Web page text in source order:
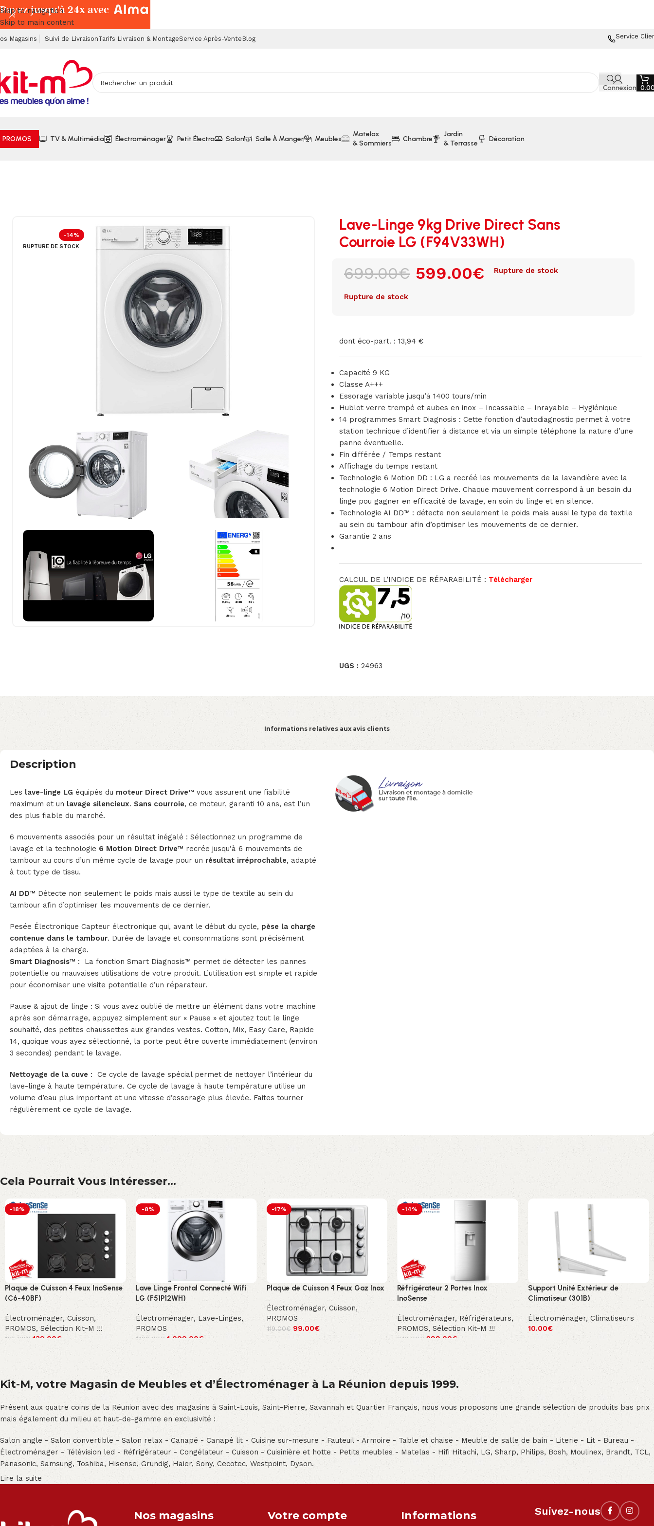
Skip to navigation
Skip to main content
Magasins Suivi de LivraisonTarifs Livraison & MontageService Après-Vente Blog Service
Connexion
PROMOS TV & Multimédia Électroménager Petit Électro Salon Salle À Manger Meubles
Matelas
& Sommiers
Chambre
Jardin
& Terrasse
Décoration
-14%
RUPTURE DE STOCK
Lave-Linge 9kg Drive Direct Sans
Courroie LG (F94V33WH)
699.00€ 599.00€ Rupture de stock
Rupture de stock
dont éco-part. : 13,94 €
Capacité 9 KG
Classe A+++
Essorage variable jusqu’à 1400 tours/min
Hublot verre trempé et aubes en inox – Incassable – Inrayable – Hygiénique
14 programmes Smart Diagnosis : Cette fonction d’autodiagnostic permet à votre
station technique d’identifier à distance et via un simple téléphone la nature d’une
panne éventuelle.
Fin différée / Temps restant
Affichage du temps restant
Technologie 6 Motion DD : LG a recréé les mouvements de la lavandière avec la
technologie 6 Motion Direct Drive. Chaque mouvement correspond à un besoin du
linge pou gagner en efficacité de lavage, en soin du linge et en silence.
Technologie AI DD™ : détecte non seulement le poids mais aussi le type de textile
au sein du tambour afin d’optimiser les mouvements de ce dernier.
Garantie 2 ans
CALCUL DE L’INDICE DE RÉPARABILITÉ : Télécharger
UGS : 24963
Informations relatives aux avis clients
Description
Les lave-linge LG équipés du moteur Direct Drive™ vous assurent une fiabilité
maximum et un lavage silencieux. Sans courroie, ce moteur, garanti 10 ans, est l’un
des plus fiable du marché.
6 mouvements associés pour un résultat inégalé : Sélectionnez un programme de
lavage et la technologie 6 Motion Direct Drive™ recrée jusqu’à 6 mouvements de
tambour au cours d’un même cycle de lavage pour un résultat irréprochable, adapté
à tout type de tissu.
AI DD™ Détecte non seulement le poids mais aussi le type de textile au sein du
tambour afin d’optimiser les mouvements de ce dernier.
Pesée Électronique Capteur électronique qui, avant le début du cycle, pèse la charge
contenue dans le tambour. Durée de lavage et consommations sont précisément
adaptées à la charge.
Smart Diagnosis™ : La fonction Smart Diagnosis™ permet de détecter les pannes
potentielle ou mauvaises utilisations de votre produit. L’utilisation est simple et rapide
pour économiser une visite potentielle d’un réparateur.
Pause & ajout de linge : Si vous avez oublié de mettre un élément dans votre machine
après son démarrage, appuyez simplement sur « Pause » et ajoutez tout le linge
souhaité, des petites chaussettes aux grandes vestes. Cotton, Mix, Easy Care, Rapide
14, quoique vous ayez sélectionné, la porte peut être ouverte immédiatement (environ
3 secondes) pendant le lavage.
Nettoyage de la cuve : Ce cycle de lavage spécial permet de nettoyer l’intérieur du
lave-linge à haute température. Ce cycle de lavage à haute température utilise un
volume d’eau plus important et une vitesse d’essorage plus élevée. Faites tourner
régulièrement ce cycle de lavage.
Cela Pourrait Vous Intéresser...
-18%
Plaque de Cuisson 4 Feux InoSense
(C6-40BF)
Électroménager, Cuisson,
PROMOS, Sélection Kit-M !!!
169.00€ 139.00€
-8%
Lave Linge Frontal Connecté Wifi
LG (F51P12WH)
Électroménager, Lave-Linges,
PROMOS
1,199.00€ 1,099.00€
-17%
Plaque de Cuisson 4 Feux Gaz Inox
Électroménager, Cuisson,
PROMOS
119.00€ 99.00€
-14%
Réfrigérateur 2 Portes Inox
InoSense
Électroménager, Réfrigérateurs,
PROMOS,Sélection Kit-M !!!
349.00€ 299.00€
Support Unité Extérieur de
Climatiseur (301B)
Électroménager,Climatiseurs
10.00€
Kit-M, votre Magasin de Meubles et d’Électroménager à La Réunion depuis 1999.
Présent aux quatre coins de la Réunion avec des magasins à Saint-Louis, Saint-Pierre, Savannah et Quartier Français, nous vous proposons une grande sélection de produits bas prix
mais également du milieu et haut-de-gamme en exclusivité :
Salon angle - Salon convertible - Salon relax - Canapé - Canapé lit - Cuisine sur-mesure - Fauteuil - Armoire - Table et chaise - Meuble de salle de bain - Literie - Lit - Bureau -
Électroménager - Télévision led - Réfrigérateur - Congélateur - Cuisson - Cuisinière et hotte - Petits meubles - Matelas - Hifi Hitachi, LG, Sharp, Philips, Bosh, Moulinex, Brandt, TCL,
Panasonic, Samsung, Toshiba, Hisense, Grundig, Haier, Sony, Cecotec, Westpoint, Dyson.
Lire la suite
Nos magasins Votre compte Informations Suivez-nous
Payez jusqu'à 24x avec